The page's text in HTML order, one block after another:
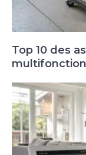
Top 10 des
multifonction